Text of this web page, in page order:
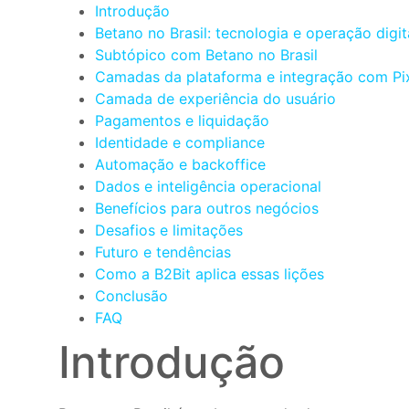
Introdução
Betano no Brasil: tecnologia e operação
Subtópico com Betano no Brasil
Camadas da plataforma e integração com
Camada de experiência do usuário
Pagamentos e liquidação
Identidade e compliance
Automação e backoffice
Dados e inteligência operacional
Benefícios para outros negócios
Desafios e limitações
Futuro e tendências
Como a B2Bit aplica essas lições
Conclusão
FAQ
Introdução